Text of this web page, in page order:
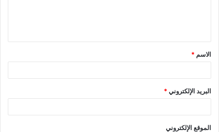
ق
*
الاسم *
البريد الإلكتروني*
الموقع الإلكتروني